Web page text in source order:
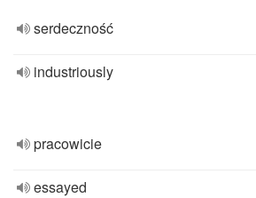
serdeczność
industriously
pracowicie
essayed